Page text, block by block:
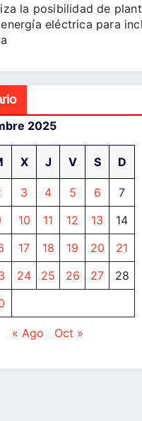
la posibilidad de
eléctrica para
2025
X J V S D
3 4 5 6
7
10 11 12 13
14
17 18 19 20
21
24 25 26 27
28
« Ago Oct »